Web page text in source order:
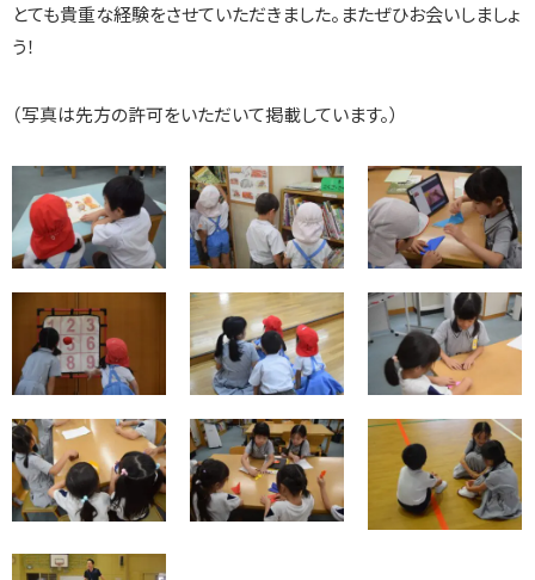
とても貴重な経験をさせていただきました。またぜひお会いしましょ
う！
（写真は先方の許可をいただいて掲載しています。）